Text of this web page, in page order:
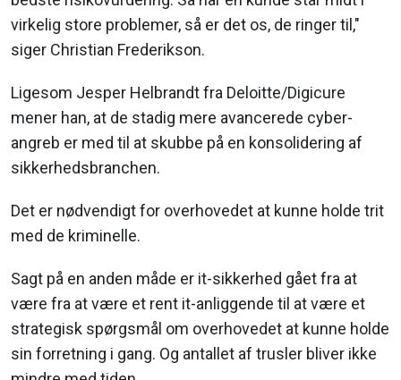
virkelig store problemer, så er det os, de ringer til,"
siger Christian Frederikson.
Ligesom Jesper Helbrandt fra Deloitte/Digicure
mener han, at de stadig mere avancerede cyber-
angreb er med til at skubbe på en konsolidering af
sikkerhedsbranchen.
Det er nødvendigt for overhovedet at kunne holde trit
med de kriminelle.
Sagt på en anden måde er it-sikkerhed gået fra at
være fra at være et rent it-anliggende til at være et
strategisk spørgsmål om overhovedet at kunne holde
sin forretning i gang. Og antallet af trusler bliver ikke